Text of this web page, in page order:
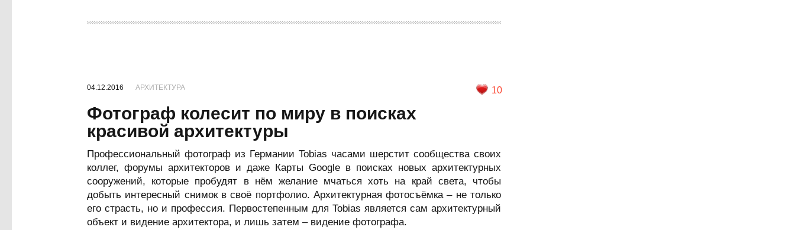
04.12.2016 АРХИТЕКТУРА 10
Фотограф колесит по миру в поисках
красивой архитектуры
Профессиональный фотограф из Германии Tobias часами шерстит сообщества своих
коллег, форумы архитекторов и даже Карты Google в поисках новых архитектурных
сооружений, которые пробудят в нём желание мчаться хоть на край света, чтобы
добыть интересный снимок в своё портфолио. Архитектурная фотосъёмка – не только
его страсть, но и профессия. Первостепенным для Tobias является сам архитектурный
объект и видение архитектора, и лишь затем – видение фотографа.